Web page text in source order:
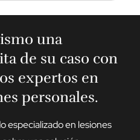
una
de su caso con
expertos en
personales.
especializado en lesiones